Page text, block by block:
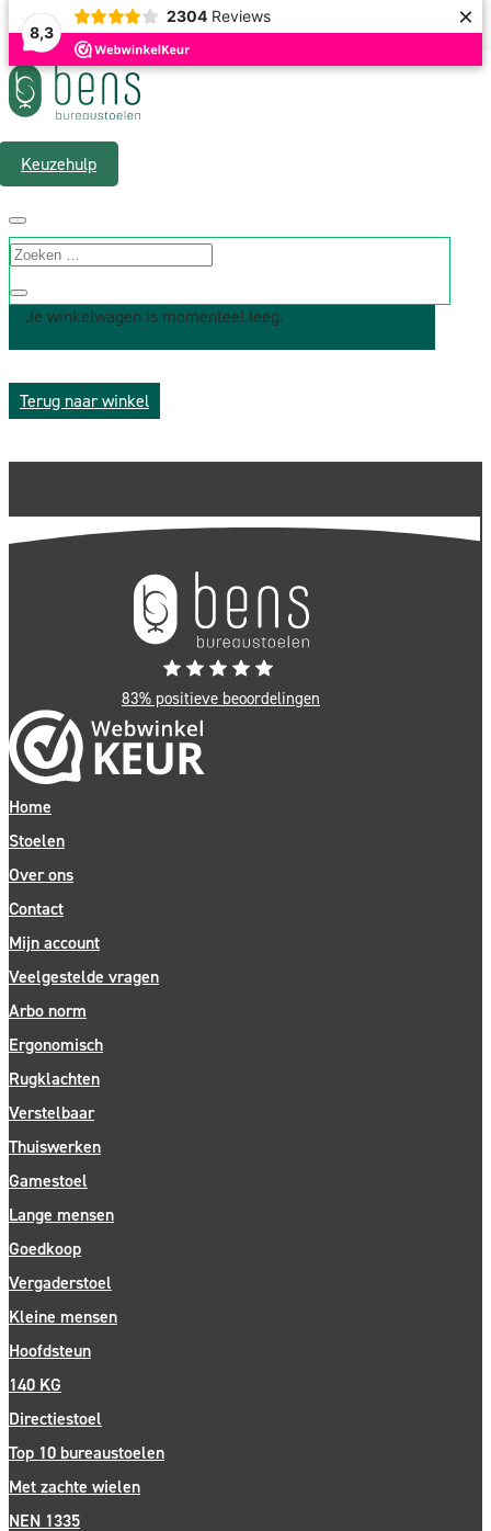
8,3
2304 Reviews ×
Gratis verzending & 1 á 2 werkdagen levertijd
Keuzehulp
Winkelwagen
Je winkelwagen is momenteel leeg.
Terug naar winkel
83% positieve beoordelingen
Home
Stoelen
Over ons
Contact
Mijn account
Veelgestelde vragen
Arbo norm
Ergonomisch
Rugklachten
Verstelbaar
Thuiswerken
Gamestoel
Lange mensen
Goedkoop
Vergaderstoel
Kleine mensen
Hoofdsteun
140 KG
Directiestoel
Top 10 bureaustoelen
Met zachte wielen
NEN 1335